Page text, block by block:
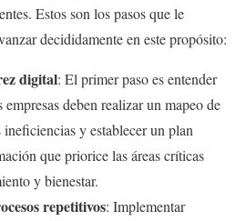
Estos son los pasos que le
decididamente en este propósito:
digital: El primer paso es entender
deben realizar un mapeo de
y establecer un plan
que priorice las áreas críticas
y bienestar.
repetitivos: Implementar